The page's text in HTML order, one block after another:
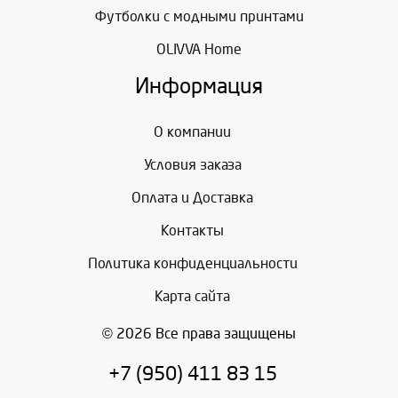
Футболки с модными принтами
OLIVVA Home
Информация
О компании
Условия заказа
Оплата и Доставка
Контакты
Политика конфиденциальности
Карта сайта
© 2026 Все права защищены
+7 (950) 411 83 15